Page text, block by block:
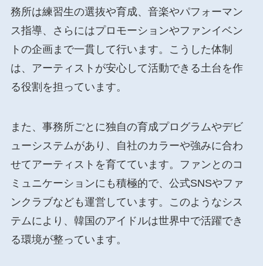
務所は練習生の選抜や育成、音楽やパフォーマン
ス指導、さらにはプロモーションやファンイベン
トの企画まで一貫して行います。こうした体制
は、アーティストが安心して活動できる土台を作
る役割を担っています。
また、事務所ごとに独自の育成プログラムやデビ
ューシステムがあり、自社のカラーや強みに合わ
せてアーティストを育てています。ファンとのコ
ミュニケーションにも積極的で、公式SNSやファ
ンクラブなども運営しています。このようなシス
テムにより、韓国のアイドルは世界中で活躍でき
る環境が整っています。